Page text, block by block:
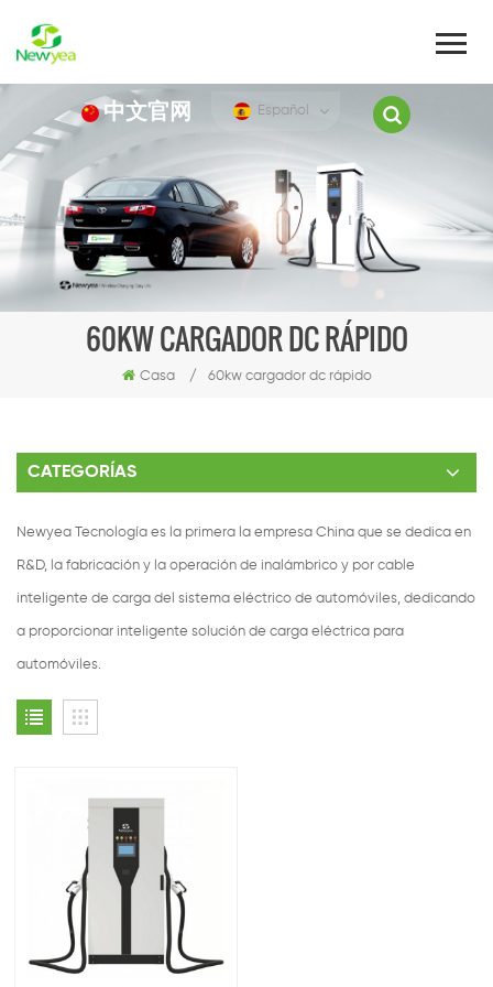
中文官网 Español
60KW CARGADOR DC RÁPIDO
Casa / 60kw cargador dc rápido
CATEGORÍAS
Newyea Tecnología es la primera la empresa China que se dedica en
R&D, la fabricación y la operación de inalámbrico y por cable
inteligente de carga del sistema eléctrico de automóviles, dedicando
a proporcionar inteligente solución de carga eléctrica para
automóviles.